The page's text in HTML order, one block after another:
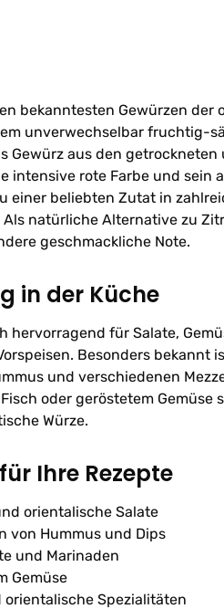
bekanntesten Gewürzen der
unverwechselbar fruchtig-
Gewürz aus den
intensive rote Farbe und sein
einer beliebten Zutat in
Als natürliche Alternative zu
geschmackliche Note.
in der Küche
hervorragend für Salate,
Besonders bekannt
und verschiedenen
oder geröstetem Gemüse
Würze.
Ihre Rezepte
orientalische Salate
von Hummus und Dips
und Marinaden
Gemüse
orientalische Spezialitäten